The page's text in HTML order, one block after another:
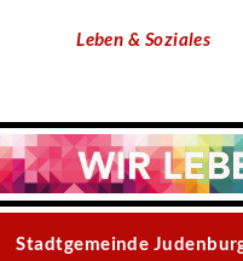
Leben & Soziales
Stadtgemeinde